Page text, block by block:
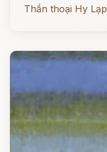
Thần thoại Hy Lạp